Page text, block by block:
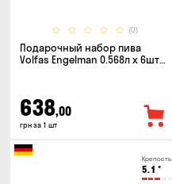
(0)
Подарочный набор пива
Volfas Engelman 0.568л x 6шт +
638,00
грн за 1 шт
Крепость
5.1 °